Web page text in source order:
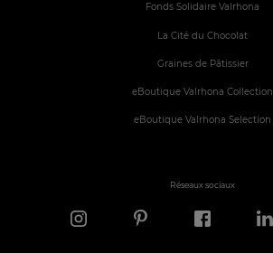
Fonds Solidaire Valrhona
La Cité du Chocolat
Graines de Pâtissier
eBoutique Valrhona Collection
eBoutique Valrhona Selection
Réseaux sociaux